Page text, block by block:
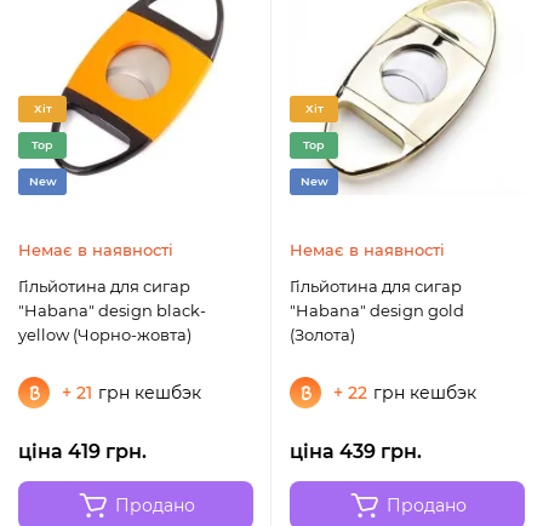
Хіт
Top
New
Немає в наявності
Гільйотина для сигар
"Habana" design black-
yellow (Чорно-жовта)
+ 21 грн кешбэк
ціна 419 грн.
Продано
Хіт
Top
New
Немає в наявності
Гільйотина для сигар
"Habana" design gold
(Золота)
+ 22 грн кешбэк
ціна 439 грн.
Продано